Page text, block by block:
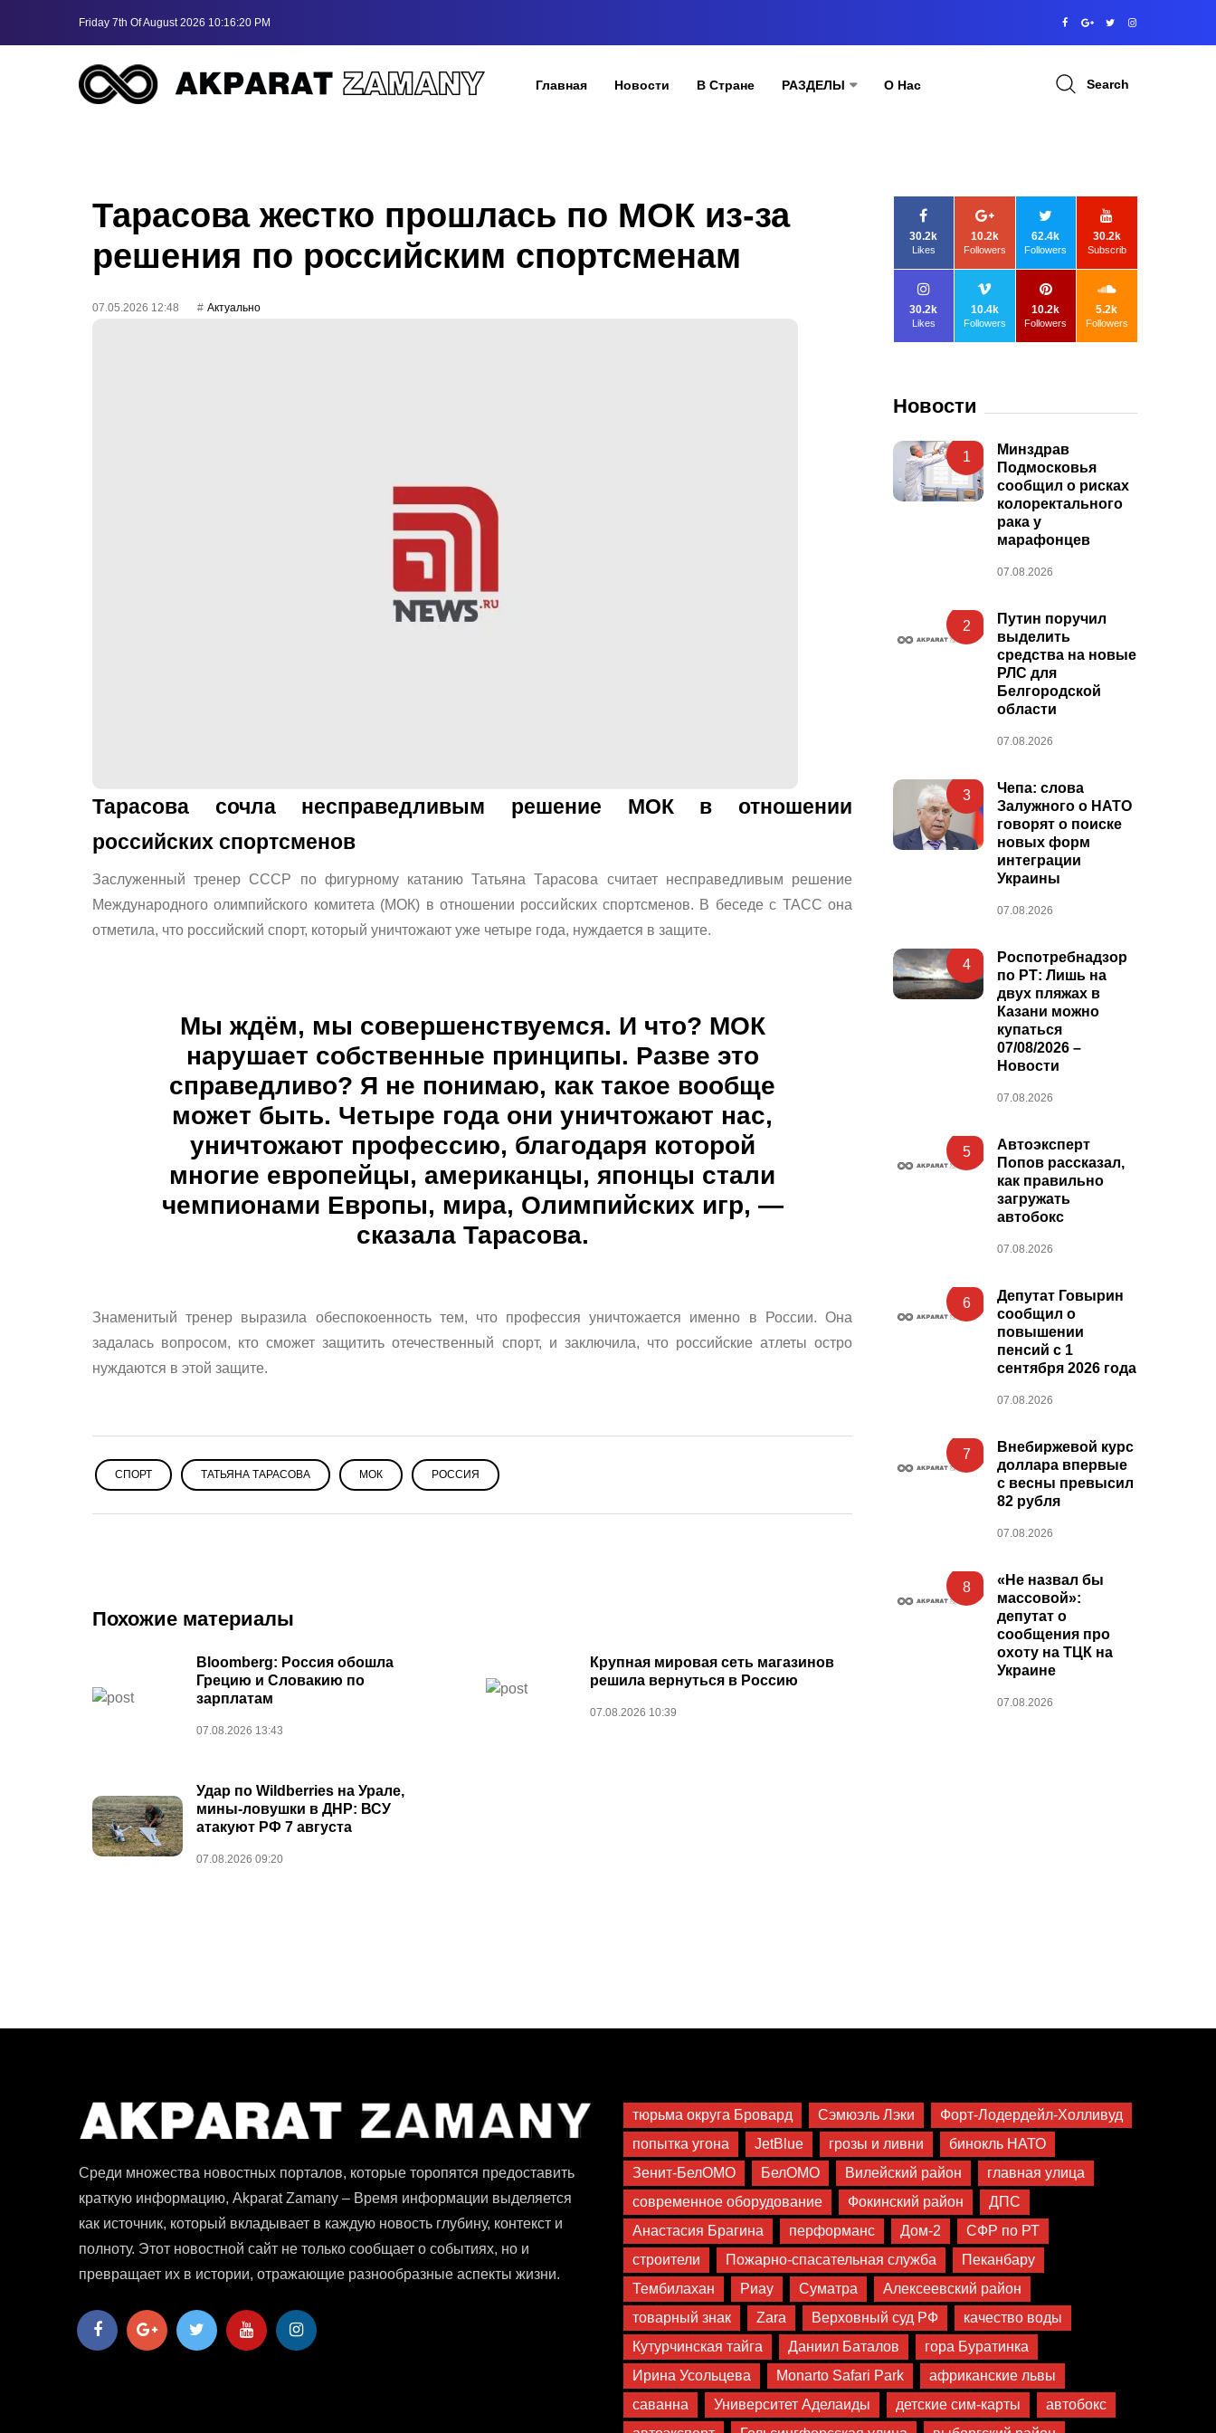
Friday 7th Of August 2026 10:16:20 PM
Главная Новости В Стране РАЗДЕЛЫ О Нас Search
Тарасова жестко прошлась по МОК из-за
решения по российским спортсменам
07.05.2026 12:48 Актуально
Тарасова сочла несправедливым решение МОК в отношении
российских спортсменов
Заслуженный тренер СССР по фигурному катанию Татьяна Тарасова считает несправедливым решение
Международного олимпийского комитета (МОК) в отношении российских спортсменов. В беседе с ТАСС она
отметила, что российский спорт, который уничтожают уже четыре года, нуждается в защите.
Мы ждём, мы совершенствуемся. И что? МОК
нарушает собственные принципы. Разве это
справедливо? Я не понимаю, как такое вообще
может быть. Четыре года они уничтожают нас,
уничтожают профессию, благодаря которой
многие европейцы, американцы, японцы стали
чемпионами Европы, мира, Олимпийских игр, —
сказала Тарасова.
Знаменитый тренер выразила обеспокоенность тем, что профессия уничтожается именно в России. Она
задалась вопросом, кто сможет защитить отечественный спорт, и заключила, что российские атлеты остро
нуждаются в этой защите.
СПОРТ ТАТЬЯНА ТАРАСОВА МОК РОССИЯ
Похожие материалы
Bloomberg: Россия обошла
Грецию и Словакию по
зарплатам
07.08.2026 13:43
Крупная мировая сеть магазинов
решила вернуться в Россию
07.08.2026 10:39
Удар по Wildberries на Урале,
мины-ловушки в ДНР: ВСУ
атакуют РФ 7 августа
07.08.2026 09:20
30.2k
Likes
10.2k
Followers
62.4k
Followers
30.2k
Subscrib
30.2k
Likes
10.4k
Followers
10.2k
Followers
5.2k
Followers
Новости
1
Минздрав
Подмосковья
сообщил о рисках
колоректального
рака у
марафонцев
07.08.2026
2
Путин поручил
выделить
средства на новые
РЛС для
Белгородской
области
07.08.2026
3
Чепа: слова
Залужного о НАТО
говорят о поиске
новых форм
интеграции
Украины
07.08.2026
4
Роспотребнадзор
по РТ: Лишь на
двух пляжах в
Казани можно
купаться
07/08/2026 –
Новости
07.08.2026
5
Автоэксперт
Попов рассказал,
как правильно
загружать
автобокс
07.08.2026
6
Депутат Говырин
сообщил о
повышении
пенсий с 1
сентября 2026 года
07.08.2026
7
Внебиржевой курс
доллара впервые
с весны превысил
82 рубля
07.08.2026
8
«Не назвал бы
массовой»:
депутат о
сообщения про
охоту на ТЦК на
Украине
07.08.2026
Среди множества новостных порталов, которые торопятся предоставить
краткую информацию, Akparat Zamany – Время информации выделяется
как источник, который вкладывает в каждую новость глубину, контекст и
полноту. Этот новостной сайт не только сообщает о событиях, но и
превращает их в истории, отражающие разнообразные аспекты жизни.
тюрьма округа Бровард Сэмюэль Лэки
Форт-Лодердейл-Холливуд
попытка угона
JetBlue грозы и ливни
бинокль НАТО
Зенит-БелОМО
БелОМО Вилейский район
главная улица
современное оборудование
Фокинский район
ДПС
Анастасия Брагина
перформанс Дом-2
СФР по РТ
строители
Пожарно-спасательная служба
Пеканбару
Тембилахан
Риау Суматра
Алексеевский район
товарный знак
Zara Верховный суд РФ
качество воды
Кутурчинская тайга
Даниил Баталов
гора Буратинка
Ирина Усольцева
Monarto Safari Park
африканские львы
саванна
Университет Аделаиды детские сим-карты
автобокс